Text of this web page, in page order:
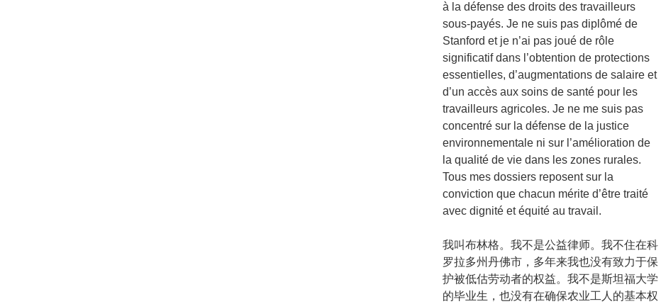
à la défense des droits des travailleurs
sous-payés. Je ne suis pas diplômé de
Stanford et je n’ai pas joué de rôle
significatif dans l’obtention de protections
essentielles, d’augmentations de salaire et
d’un accès aux soins de santé pour les
travailleurs agricoles. Je ne me suis pas
concentré sur la défense de la justice
environnementale ni sur l’amélioration de
la qualité de vie dans les zones rurales.
Tous mes dossiers reposent sur la
conviction que chacun mérite d’être traité
avec dignité et équité au travail.
我叫布林格。我不是公益律师。我不住在科
罗拉多州丹佛市，多年来我也没有致力于保
护被低估劳动者的权益。我不是斯坦福大学
的毕业生，也没有在确保农业工人的基本权